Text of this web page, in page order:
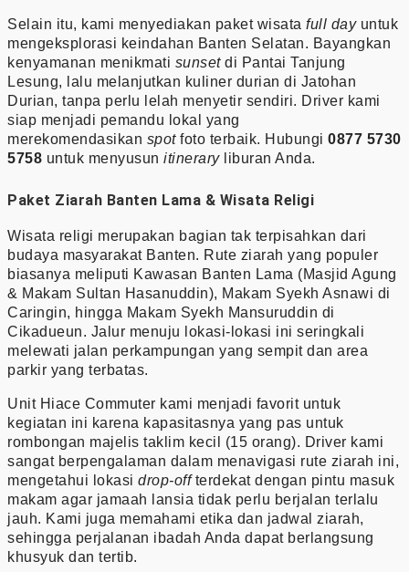
Selain itu, kami menyediakan paket wisata full dayuntuk
mengeksplorasi keindahan Banten Selatan. Bayangkan
kenyamanan menikmati sunsetdi Pantai Tanjung
Lesung, lalu melanjutkan kuliner durian di Jatohan
Durian, tanpa perlu lelah menyetir sendiri. Driver kami
siap menjadi pemandu lokal yang
merekomendasikan spotfoto terbaik. Hubungi 0877 5730
5758 untuk menyusun itineraryliburan Anda.
Paket Ziarah Banten Lama & Wisata Religi
Wisata religi merupakan bagian tak terpisahkan dari
budaya masyarakat Banten. Rute ziarah yang populer
biasanya meliputi Kawasan Banten Lama (Masjid Agung
& Makam Sultan Hasanuddin), Makam Syekh Asnawi di
Caringin, hingga Makam Syekh Mansuruddin di
Cikadueun. Jalur menuju lokasi-lokasi ini seringkali
melewati jalan perkampungan yang sempit dan area
parkir yang terbatas.
Unit Hiace Commuter kami menjadi favorit untuk
kegiatan ini karena kapasitasnya yang pas untuk
rombongan majelis taklim kecil (15 orang). Driver kami
sangat berpengalaman dalam menavigasi rute ziarah ini,
mengetahui lokasi drop-offterdekat dengan pintu masuk
makam agar jamaah lansia tidak perlu berjalan terlalu
jauh. Kami juga memahami etika dan jadwal ziarah,
sehingga perjalanan ibadah Anda dapat berlangsung
khusyuk dan tertib.